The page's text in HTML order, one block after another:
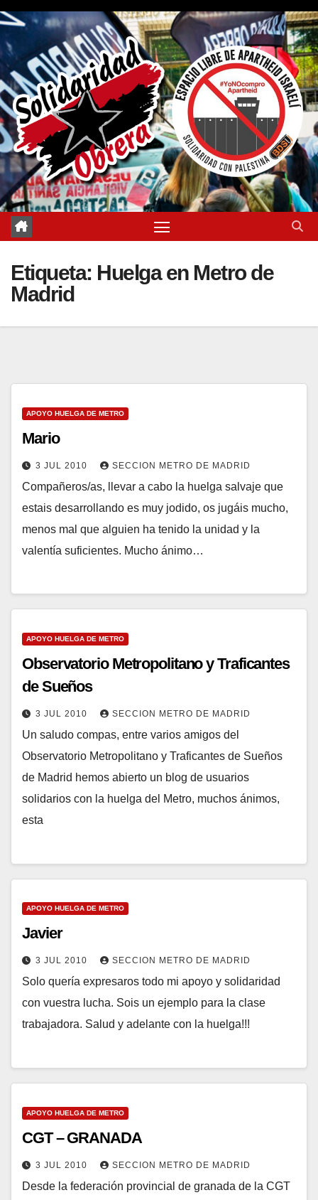
Saltar
contenido
Etiqueta: Huelga en Metro de
Madrid
APOYO HUELGA DE METRO
Mario
3 JUL 2010 SECCION METRO DE MADRID
Compañeros/as, llevar a cabo la huelga salvaje que
estais desarrollando es muy jodido, os jugáis mucho,
menos mal que alguien ha tenido la unidad y la
valentía suficientes. Mucho ánimo…
APOYO HUELGA DE METRO
Observatorio Metropolitano y Traficantes
de Sueños
3 JUL 2010 SECCION METRO DE MADRID
Un saludo compas, entre varios amigos del
Observatorio Metropolitano y Traficantes de Sueños
de Madrid hemos abierto un blog de usuarios
solidarios con la huelga del Metro, muchos ánimos,
esta
APOYO HUELGA DE METRO
Javier
3 JUL 2010 SECCION METRO DE MADRID
Solo quería expresaros todo mi apoyo y solidaridad
con vuestra lucha. Sois un ejemplo para la clase
trabajadora. Salud y adelante con la huelga!!!
APOYO HUELGA DE METRO
CGT – GRANADA
3 JUL 2010 SECCION METRO DE MADRID
Desde la federación provincial de granada de la CGT